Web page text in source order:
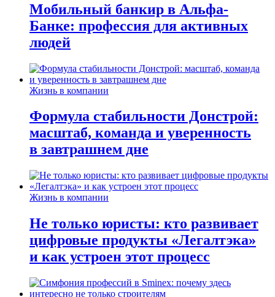
Мобильный банкир в Альфа-
Банке: профессия для активных
людей
Жизнь в компании
Формула стабильности Донстрой:
масштаб, команда и уверенность
в завтрашнем дне
Жизнь в компании
Не только юристы: кто развивает
цифровые продукты «Легалтэка»
и как устроен этот процесс